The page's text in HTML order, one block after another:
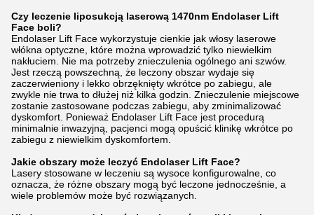
Czy leczenie liposukcją laserową 1470nm Endolaser Lift
Face boli?
Endolaser Lift Face wykorzystuje cienkie jak włosy laserowe
włókna optyczne, które można wprowadzić tylko niewielkim
nakłuciem. Nie ma potrzeby znieczulenia ogólnego ani szwów.
Jest rzeczą powszechną, że leczony obszar wydaje się
zaczerwieniony i lekko obrzęknięty wkrótce po zabiegu, ale
zwykle nie trwa to dłużej niż kilka godzin. Znieczulenie miejscowe
zostanie zastosowane podczas zabiegu, aby zminimalizować
dyskomfort. Ponieważ Endolaser Lift Face jest procedurą
minimalnie inwazyjną, pacjenci mogą opuścić klinikę wkrótce po
zabiegu z niewielkim dyskomfortem.
Jakie obszary może leczyć Endolaser Lift Face?
Lasery stosowane w leczeniu są wysoce konfigurowalne, co
oznacza, że różne obszary mogą być leczone jednocześnie, a
wiele problemów może być rozwiązanych.